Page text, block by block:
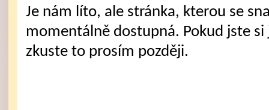
Je nám líto, ale stránka, kterou se
momentálně dostupná. Pokud jste
zkuste to prosím později.